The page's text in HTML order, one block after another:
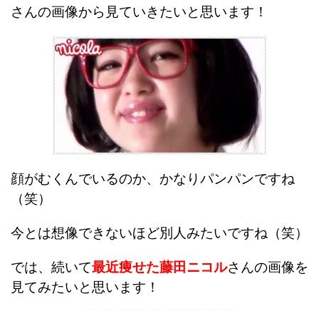
さんの画像から見ていきたいと思います！
顔がむくんでいるのか、かなりパンパンですね
（笑）
今とは想像できないほど別人みたいですね（笑）
では、続いて最近痩せた藤田ニコルさんの画像を
見てみたいと思います！